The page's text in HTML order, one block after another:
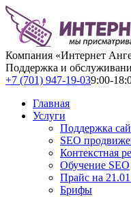
Компания «Интернет
Поддержка и
+7 (701) 947-19-039:00-
Главная
Услуги
Поддержка
SEO
Контекстная
Обучение SEO
Прайс на
Брифы